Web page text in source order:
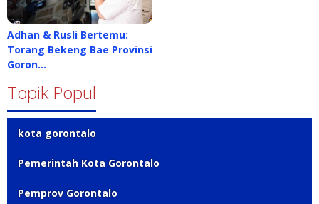
Adhan & Rusli Bertemu:
Torang Bekeng Bae Provinsi
Goron…
Topik Popul
kota gorontalo
Pemerintah Kota Gorontalo
Pemprov Gorontalo